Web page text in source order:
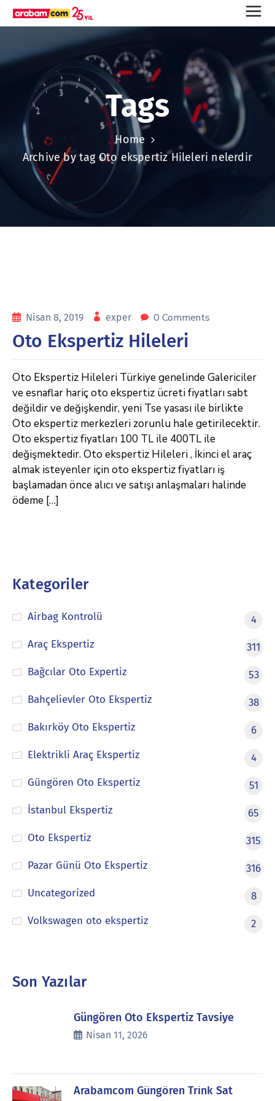
Tags
Home
Archive by tag Oto ekspertiz Hileleri nelerdir
Nisan 8, 2019 exper 0 Comments
Oto Ekspertiz Hileleri
Oto Ekspertiz Hileleri Türkiye genelinde Galericiler
ve esnaflar hariç oto ekspertiz ücreti fiyatları sabt
değildir ve değişkendir, yeni Tse yasası ile birlikte
Oto ekspertiz merkezleri zorunlu hale getirilecektir.
Oto ekspertiz fiyatları 100 TL ile 400TL ile
değişmektedir. Oto ekspertiz Hileleri , İkinci el araç
almak isteyenler için oto ekspertiz fiyatları iş
başlamadan önce alıcı ve satışı anlaşmaları halinde
ödeme […]
Kategoriler
Airbag Kontrolü
4
Araç Ekspertiz
311
Bağcılar Oto Expertiz
53
Bahçelievler Oto Ekspertiz
38
Bakırköy Oto Ekspertiz
6
Elektrikli Araç Ekspertiz
4
Güngören Oto Ekspertiz
51
İstanbul Ekspertiz
65
Oto Ekspertiz
315
Pazar Günü Oto Ekspertiz
316
Uncategorized
8
Volkswagen oto ekspertiz
2
Son Yazılar
Güngören Oto Ekspertiz Tavsiye
Nisan 11, 2026
Arabamcom Güngören Trink Sat